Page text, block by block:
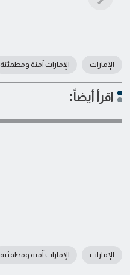
الإمارات الإمارات آمنة ومطمئنة
اقرأ أيضاً:
الإمارات الإمارات آمنة ومطمئنة